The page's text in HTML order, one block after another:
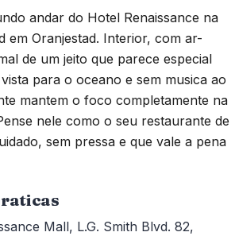
andar do Hotel Renaissance na
em Oranjestad. Interior, com ar-
de um jeito que parece especial
para o oceano e sem musica ao
mantem o foco completamente na
nele como o seu restaurante de
sem pressa e que vale a pena
Mall, L.G. Smith Blvd. 82,